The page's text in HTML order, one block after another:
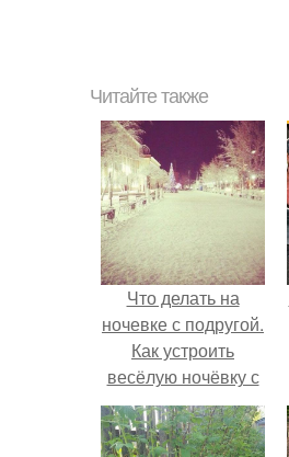
Читайте также
Что делать на
ночевке с подругой.
Как устроить
весёлую ночёвку с
подружками